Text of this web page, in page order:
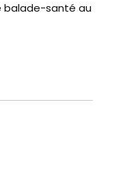
balade-santé au